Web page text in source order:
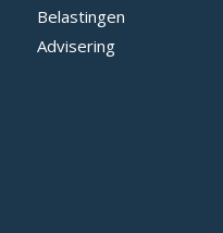
Belastingen
Advisering